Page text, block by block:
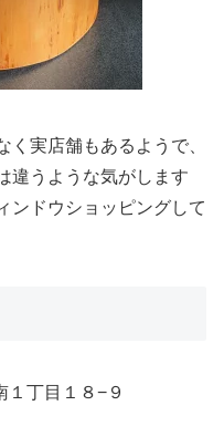
く実店舗もあるようで、
違うような気がします
ンドウショッピングして
１丁目１８−９